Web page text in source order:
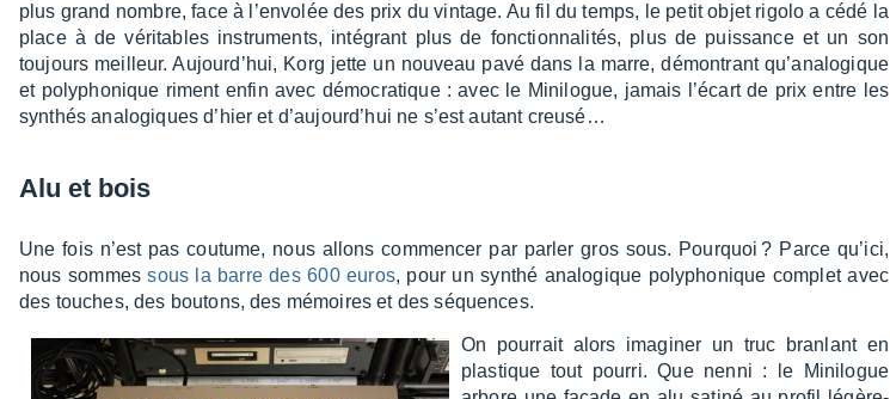
plus grand nombre, face à l’en­vo­lée des prix du vintage. Au fil du temps, le petit objet rigolo a cédé la
place à de véri­tables instru­ments, inté­grant plus de fonc­tion­na­li­tés, plus de puis­sance et un son
toujours meilleur. Aujour­d’hui, Korg jette un nouveau pavé dans la marre, démon­trant qu’ana­lo­gique
et poly­pho­nique riment enfin avec démo­cra­tique : avec le Mini­logue, jamais l’écart de prix entre les
synthés analo­giques d’hier et d’aujour­d’hui ne s’est autant creu­sé…
Alu et bois
Une fois n’est pas coutume, nous allons commen­cer par parler gros sous. Pourquoi ? Parce qu’ici,
nous sommessous la barre des 600 euros, pour un synthé analo­gique poly­pho­nique complet avec
des touches, des boutons, des mémoires et des séquences.
On pour­rait alors imagi­ner un truc bran­lant en
plas­tique tout pourri. Que nenni : le Mini­logue